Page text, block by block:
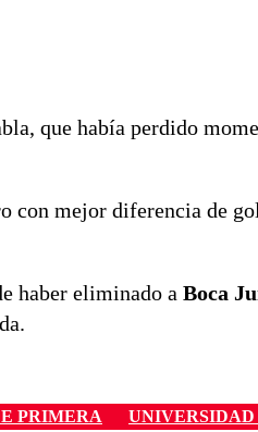
que había perdido
con mejor diferencia de
haber eliminado a Boca
PRIMERA